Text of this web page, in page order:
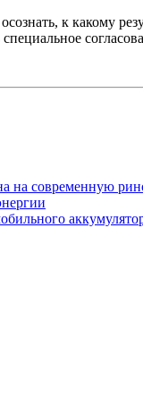
к какому
специальное
на современную